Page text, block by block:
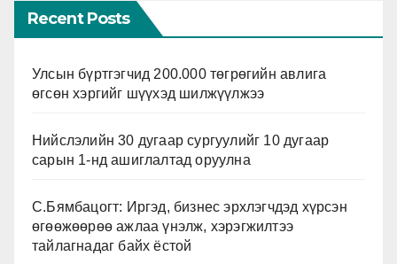
Recent Posts
Улсын бүртгэгчид 200.000 төгрөгийн авлига
өгсөн хэргийг шүүхэд шилжүүлжээ
Нийслэлийн 30 дугаар сургуулийг 10 дугаар
сарын 1-нд ашиглалтад оруулна
С.Бямбацогт: Иргэд, бизнес эрхлэгчдэд хүрсэн
өгөөжөөрөө ажлаа үнэлж, хэрэгжилтээ
тайлагнадаг байх ёстой